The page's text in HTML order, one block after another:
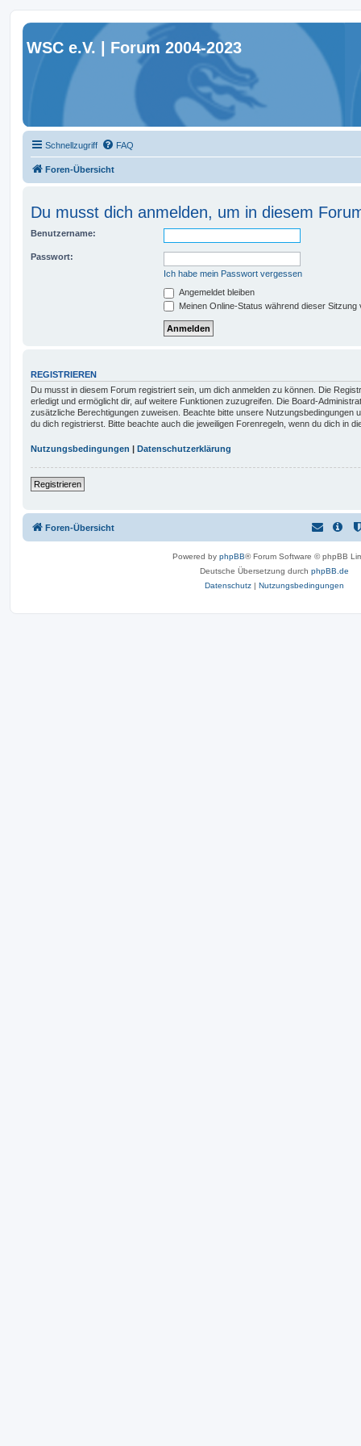
WSC e.V. | Forum 2004-2023
Schnellzugriff FAQ
Foren-Übersicht
Du musst dich anmelden, um in diesem
Benutzername:
Passwort:
Ich habe mein Passwort vergessen
Angemeldet bleiben
Meinen Online-Status während dieser Sitzung
REGISTRIEREN
Du musst in diesem Forum registriert sein, um dich anmelden zu können. Die
erledigt und ermöglicht dir, auf weitere Funktionen zuzugreifen. Die Board-
zusätzliche Berechtigungen zuweisen. Beachte bitte unsere Nutzungsbedingungen
du dich registrierst. Bitte beachte auch die jeweiligen Forenregeln, wenn du dich in
Nutzungsbedingungen | Datenschutzerklärung
Registrieren
Foren-Übersicht
Powered by phpBB® Forum Software © phpBB
Deutsche Übersetzung durch phpBB.de
Datenschutz | Nutzungsbedingungen